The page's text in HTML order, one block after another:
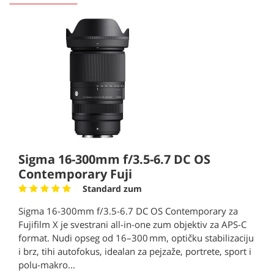
Sigma 16-300mm f/3.5-6.7 DC OS
Contemporary Fuji
Standard zum
Sigma 16-300mm f/3.5-6.7 DC OS Contemporary za
Fujifilm X je svestrani all-in-one zum objektiv za APS-C
format. Nudi opseg od 16–300 mm, optičku stabilizaciju
i brz, tihi autofokus, idealan za pejzaže, portrete, sport i
polu-makro...